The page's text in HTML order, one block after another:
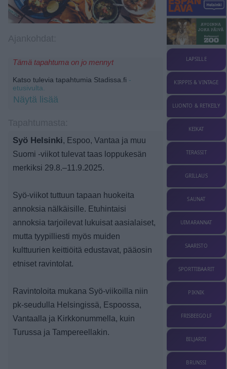
Tämä tapahtuma on jo mennyt
Katso tulevia tapahtumia Stadissa.fi -
etusivulta.
Näytä lisää
Syö Helsinki, Espoo, Vantaa ja muu
Suomi -viikot tulevat taas loppukesän
merkiksi 29.8.–11.9.2025.
Syö-viikot tuttuun tapaan huokeita
annoksia nälkäisille. Etuhintaisi
annoksia tarjoilevat lukuisat aasialaiset,
mutta tyypilliesti myös muiden
kulttuurien keittiöitä edustavat, pääosin
etniset ravintolat.
Ravintoloita mukana Syö-viikoilla niin
pk-seudulla Helsingissä, Espoossa,
Vantaalla ja Kirkkonummella, kuin
Turussa ja Tampereellakin.
LAPSILLE
KIRPPIS & VINTAGE
LUONTO & RETKEILY
KEIKAT
TERASSIT
GRILLAUS
SAUNAT
UIMARANNAT
SAARISTO
SPORTTIBAARIT
PIKNIK
FRISBEEGOLF
BILJARDI
BRUNSSI